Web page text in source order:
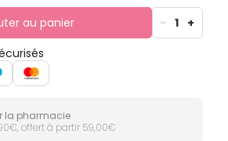
au panier - 1 +
la pharmacie
offert à partir 59,00€